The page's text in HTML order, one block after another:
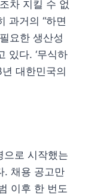
차 지킬 수 없
과거의 “하면
요한 생산성
있다. ‘무식하
대한민국의
으로 시작했는
. 채용 공고만
이후 한 번도